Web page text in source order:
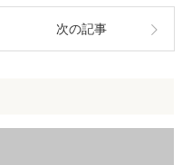
次の記事